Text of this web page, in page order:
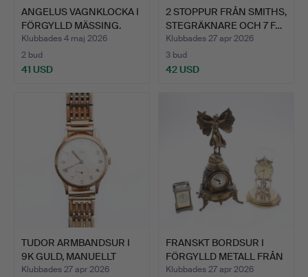
ANGELUS VAGNKLOCKA I
FÖRGYLLD MÄSSING.
Klubbades 4 maj 2026
2 bud
41 USD
2 STOPPUR FRÅN SMITHS,
STEGRÄKNARE OCH 7 F…
Klubbades 27 apr 2026
3 bud
42 USD
TUDOR ARMBANDSUR I
9K GULD, MANUELLT
UPPDR…
Klubbades 27 apr 2026
FRANSKT BORDSUR I
FÖRGYLLD METALL FRÅN
180…
Klubbades 27 apr 2026